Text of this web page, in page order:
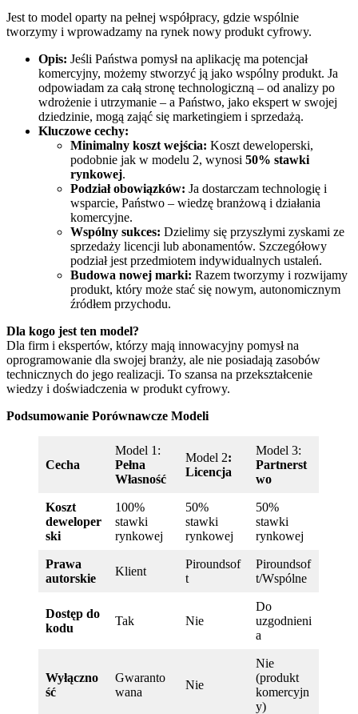
Jest to model oparty na pełnej współpracy, gdzie wspólnie
tworzymy i wprowadzamy na rynek nowy produkt cyfrowy.
Opis: Jeśli Państwa pomysł na aplikację ma potencjał
komercyjny, możemy stworzyć ją jako wspólny produkt. Ja
odpowiadam za całą stronę technologiczną – od analizy po
wdrożenie i utrzymanie – a Państwo, jako ekspert w swojej
dziedzinie, mogą zająć się marketingiem i sprzedażą.
Kluczowe cechy:
Minimalny koszt wejścia: Koszt deweloperski,
podobnie jak w modelu 2, wynosi 50% stawki
rynkowej.
Podział obowiązków: Ja dostarczam technologię i
wsparcie, Państwo – wiedzę branżową i działania
komercyjne.
Wspólny sukces: Dzielimy się przyszłymi zyskami ze
sprzedaży licencji lub abonamentów. Szczegółowy
podział jest przedmiotem indywidualnych ustaleń.
Budowa nowej marki: Razem tworzymy i rozwijamy
produkt, który może stać się nowym, autonomicznym
źródłem przychodu.
Dla kogo jest ten model?
Dla firm i ekspertów, którzy mają innowacyjny pomysł na
oprogramowanie dla swojej branży, ale nie posiadają zasobów
technicznych do jego realizacji. To szansa na przekształcenie
wiedzy i doświadczenia w produkt cyfrowy.
Podsumowanie Porównawcze Modeli
Cecha
Model 1:
Pełna
Własność
Model 2:
Licencja
Model 3:
Partnerst
wo
Koszt
deweloper
ski
100%
stawki
rynkowej
50%
stawki
rynkowej
50%
stawki
rynkowej
Prawa
autorskie
Klient
Piroundsof
t
Piroundsof
t/Wspólne
Dostęp do
kodu
Tak Nie
Do
uzgodnieni
a
Wyłączno
ść
Gwaranto
wana
Nie
Nie
(produkt
komercyjn
y)